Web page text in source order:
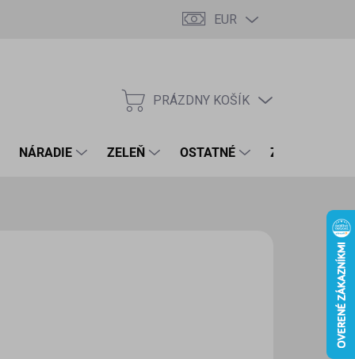
EUR
NÁKUPNÝ
PRÁZDNY KOŠÍK
NÁRADIE ZELEŇ OSTATNÉ ZNAČKY